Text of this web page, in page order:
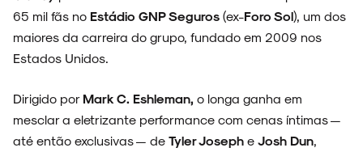
65 mil fãs no Estádio GNP Seguros (ex-Foro Sol), um dos
maiores da carreira do grupo, fundado em 2009 nos
Estados Unidos.
Dirigido por Mark C. Eshleman, o longa ganha em
mesclar a eletrizante performance com cenas íntimas —
até então exclusivas — de Tyler Joseph e Josh Dun